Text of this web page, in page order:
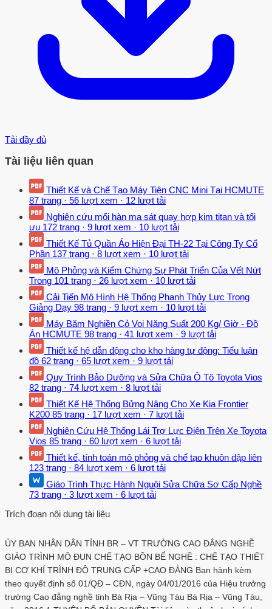
Tải đầy đủ
Tài liệu liên quan
Thiết Kế và Chế Tạo Máy Tiện CNC Mini Tại HCMUTE
87 trang · 56 lượt xem · 12 lượt tải
Nghiên cứu mối hàn ma sát quay hợp kim titan và tối
ưu 172 trang · 9 lượt xem · 10 lượt tải
Thiết Kế Tủ Quần Áo Hiện Đại TH-22 Tại Công Ty Cổ
Phần 137 trang · 8 lượt xem · 10 lượt tải
Mô Phỏng và Kiểm Chứng Sự Phát Triển Của Vết Nứt
Trong 101 trang · 26 lượt xem · 10 lượt tải
Cải Tiến Mô Hình Hệ Thống Phanh Thủy Lực Trong
Giảng Dạy 98 trang · 9 lượt xem · 10 lượt tải
Máy Băm Nghiền Cỏ Voi Năng Suất 200 Kg/ Giờ - Đồ
Án HCMUTE 98 trang · 41 lượt xem · 9 lượt tải
Thiết kế hệ dẫn động cho kho hàng tự động: Tiểu luận
đồ 62 trang · 65 lượt xem · 9 lượt tải
Quy Trình Bảo Dưỡng và Sửa Chữa Ô Tô Toyota Vios
82 trang · 74 lượt xem · 8 lượt tải
Thiết Kế Hệ Thống Bửng Nâng Cho Xe Kia Frontier
K200 85 trang · 17 lượt xem · 7 lượt tải
Nghiên Cứu Hệ Thống Lái Trợ Lực Điện Trên Xe Toyota
Vios 85 trang · 60 lượt xem · 6 lượt tải
Thiết kế, tính toán mô phỏng và chế tạo khuôn dập liên
123 trang · 84 lượt xem · 6 lượt tải
Giáo Trình Thực Hành Nguội Sửa Chữa Sơ Cấp Nghề
73 trang · 3 lượt xem · 6 lượt tải
Trích đoạn nội dung tài liệu
ỦY BAN NHÂN DÂN TỈNH BR – VT TRƯỜNG CAO ĐẲNG NGHỀ
GIÁO TRÌNH MÔ ĐUN CHẾ TẠO BỒN BỂ NGHỀ : CHẾ TẠO THIẾT
BỊ CƠ KHÍ TRÌNH ĐỘ TRUNG CẤP +CAO ĐẲNG Ban hành kèm
theo quyết định số 01/QĐ – CĐN, ngày 04/01/2016 của Hiệu trưởng
trường Cao đẳng nghề tỉnh Bà Rịa – Vũng Tàu Bà Rịa – Vũng Tàu,